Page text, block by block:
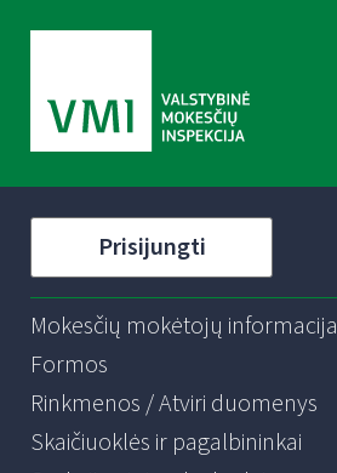
Prisijungti
Mokesčių mokėtojų informacija
Formos
Rinkmenos / Atviri duomenys
Skaičiuoklės ir pagalbininkai